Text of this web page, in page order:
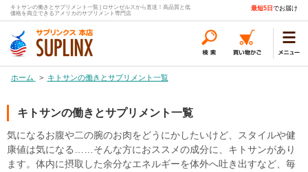
キトサンの働きとサプリメント一覧 | ロサンゼルスから直送！高品質と低
価格を両立できるアメリカのサプリメント専門店
最短5日 でお届け
ホーム > キトサンの働きとサプリメント一覧
キトサンの働きとサプリメント一覧
気になるお腹や二の腕のお肉をどうにかしたいけど、スタイルや健
康値は気になる……そんな方におススメの成分に、キトサンがあり
ます。体内に摂取した余分なエネルギーを体外へ吐き出すなど、毎